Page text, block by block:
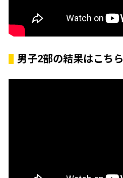
男子2部の結果はこちら